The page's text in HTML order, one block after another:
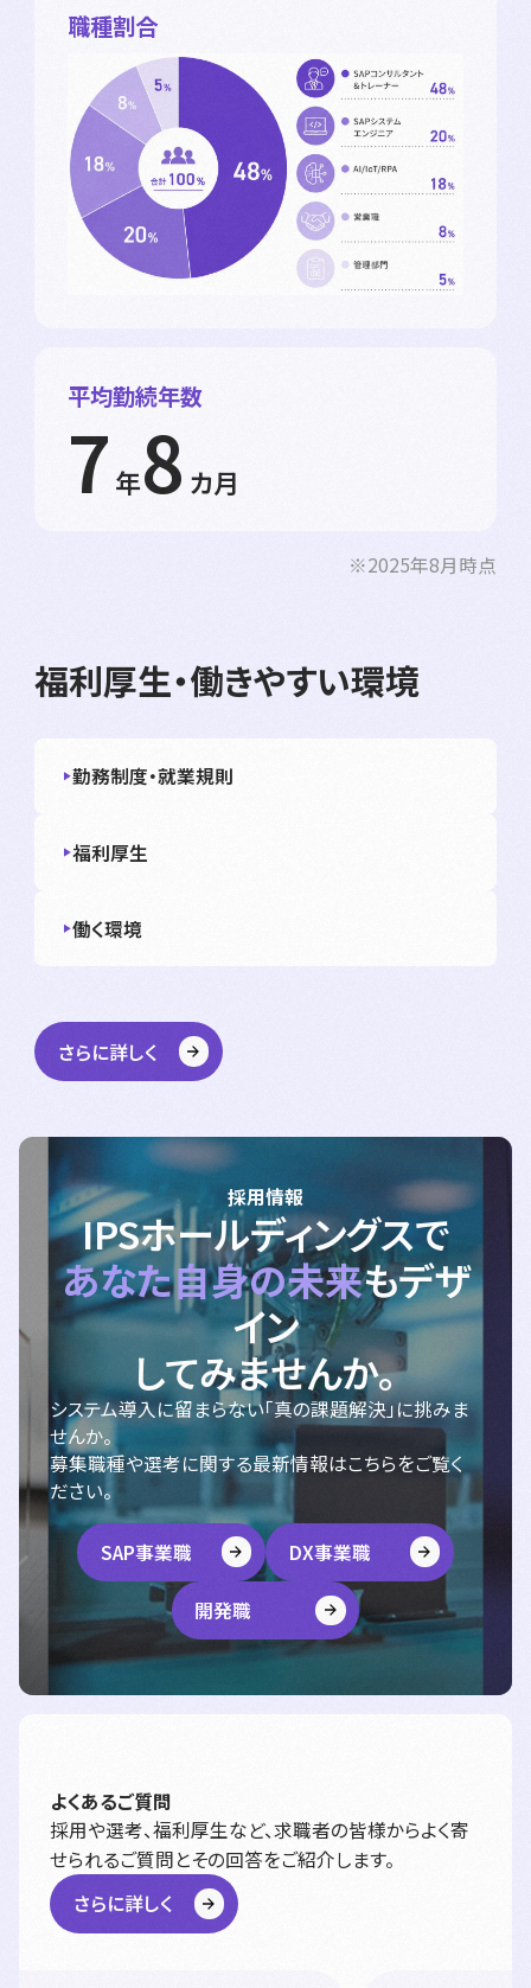
職種割合
平均勤続年数
7 年8 カ月
※2025年8月時点
福利厚生・働きやすい環境
勤務制度・就業規則
福利厚生
働く環境
さらに詳しく
採用情報
IPSホールディングスで
あなた自身の未来もデザ
イン
してみませんか。
システム導入に留まらない「真の課題解決」に挑みま
せんか。
募集職種や選考に関する最新情報はこちらをご覧く
ださい。
SAP事業職 DX事業職
開発職
よくあるご質問
採用や選考、福利厚生など、求職者の皆様からよく寄
せられるご質問とその回答をご紹介します。
さらに詳しく